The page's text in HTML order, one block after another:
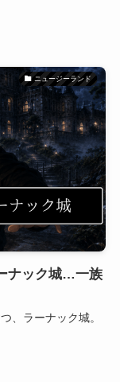
ニュージーランド
ナック城…一族
、ラーナック城。